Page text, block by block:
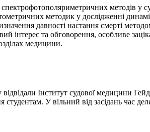
методів у
методик у дослідженні
давності настання смерті методом
інтерес та обговорення, особливе
медицини.
Інститут судової медицини
У вільний від засідань час